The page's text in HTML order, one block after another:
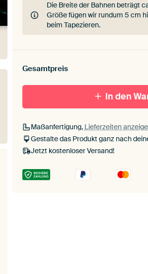
Die Breite der Bahnen beträgt
Größe fügen wir rundum 5 cm
beim Tapezieren.
Gesamtpreis
In den
Maßanfertigung, Lieferzeiten
Gestalte das Produkt ganz nach
Jetzt kostenloser Versand!